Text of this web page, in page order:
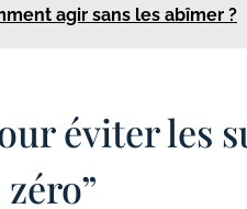
agir sans les abîmer ?
éviter les